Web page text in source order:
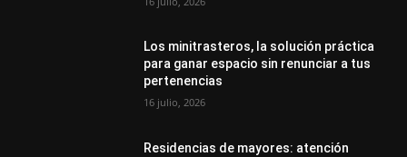
Los minitrasteros, la solución práctica
para ganar espacio sin renunciar a tus
pertenencias
16 julio, 2026
Residencias de mayores: atención